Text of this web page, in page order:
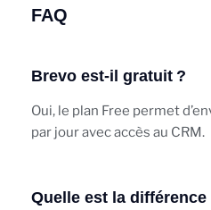
FAQ
Brevo est-il gratuit ?
Oui, le plan Free permet
par jour avec accès au CRM.
Quelle est la